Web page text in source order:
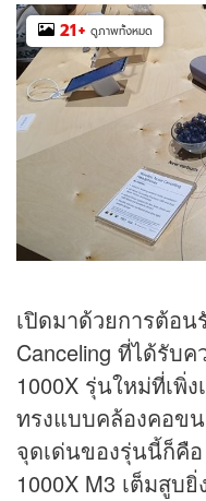
21+ ดูภาพทั้งหมด
เปิดมาด้วยการต้อ
Canceling ที่ได้รับ
1000X รุ่นใหม่ที่เพิ่
ทรงแบบคล้องคอข
จุดเด่นของรุ่นนี้ก็คื
1000X M3 เต็มสูบ